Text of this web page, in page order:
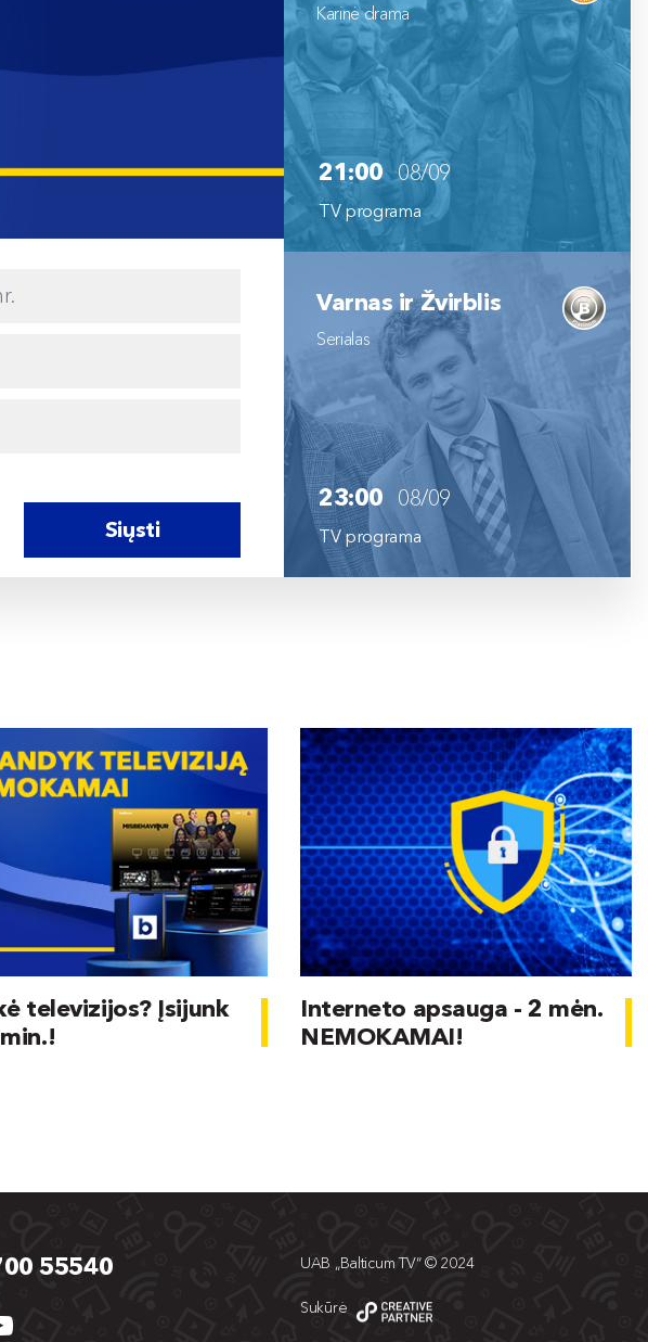
Siųsti
21:00 08/09
Karinė drama
TV programa
23:00 08/09
Varnas ir Žvirblis
Serialas
TV programa
televizijos? Įsijunk
Interneto apsauga - 2 mėn.
NEMOKAMAI!
55540 UAB „Balticum TV“ © 2024
Sukūrė